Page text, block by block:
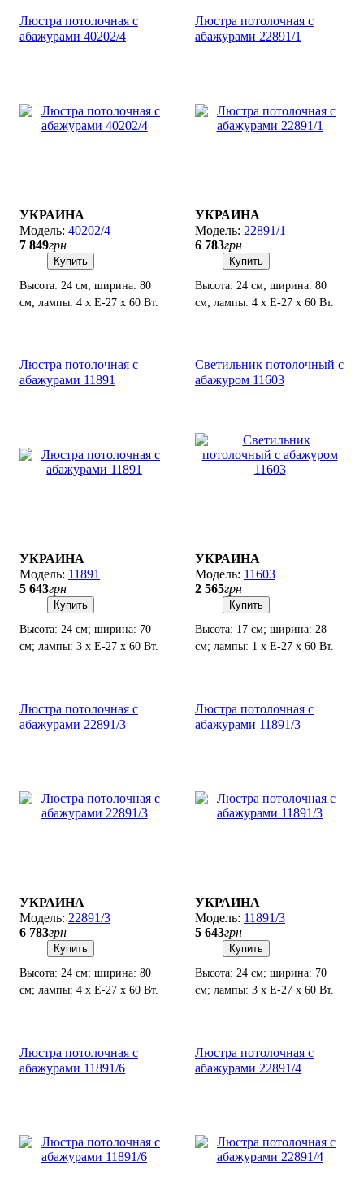
Люстра потолочная с
абажурами 40202/4
УКРАИНА
40202/4
7 849грн
Купить
Высота: 24 см; ширина: 80
см; лампы: 4 х Е-27 х 60 Вт.
Люстра потолочная с
абажурами 22891/1
УКРАИНА
22891/1
6 783грн
Купить
Высота: 24 см; ширина: 80
см; лампы: 4 х Е-27 х 60 Вт.
Люстра потолочная с
абажурами 11891
УКРАИНА
11891
5 643грн
Купить
Высота: 24 см; ширина: 70
см; лампы: 3 х Е-27 х 60 Вт.
Светильник потолочный с
абажуром 11603
УКРАИНА
11603
2 565грн
Купить
Высота: 17 см; ширина: 28
см; лампы: 1 х Е-27 х 60 Вт.
Люстра потолочная с
абажурами 22891/3
УКРАИНА
22891/3
6 783грн
Купить
Высота: 24 см; ширина: 80
см; лампы: 4 х Е-27 х 60 Вт.
Люстра потолочная с
абажурами 11891/3
УКРАИНА
11891/3
5 643грн
Купить
Высота: 24 см; ширина: 70
см; лампы: 3 х Е-27 х 60 Вт.
Люстра потолочная с
абажурами 11891/6
Люстра потолочная с
абажурами 22891/4